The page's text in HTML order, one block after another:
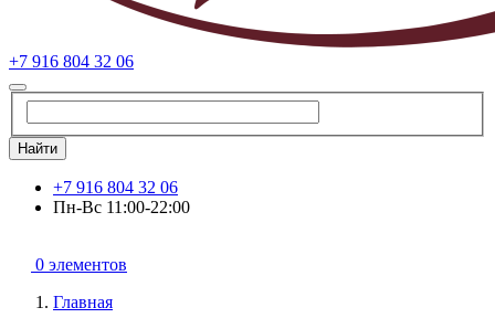
+7 916 804 32 06
Найти
+7 916 804 32 06
Пн-Вс 11:00-22:00
0 элементов
Главная